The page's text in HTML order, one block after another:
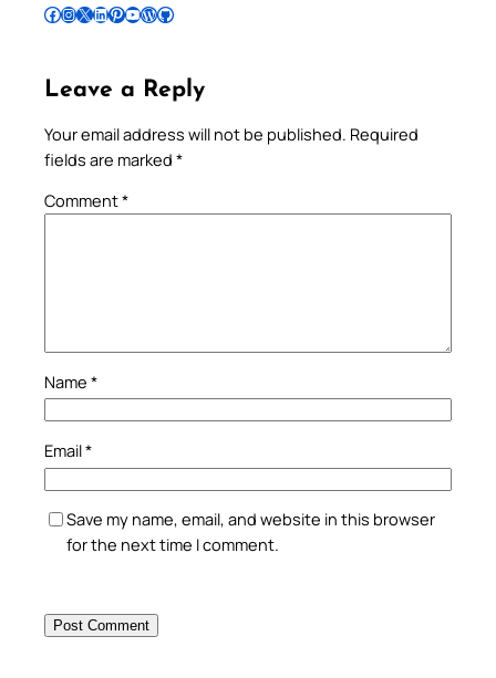
Follow Pradeep on Facebook Follow Pradeep on InstagramFollow Pradeep on X Follow Pradeep on LinkedIn Follow Pradeep on Pinterest Subscribe to Pradeep’s Youtube Channel Follow Pradeep on WordPress Follow Pradeep on GitHub
Leave a Reply
Your email address will not be published. Required
fields are marked *
Comment*
Name *
Email*
Save my name, email, and website in this browser
for the next time I comment.